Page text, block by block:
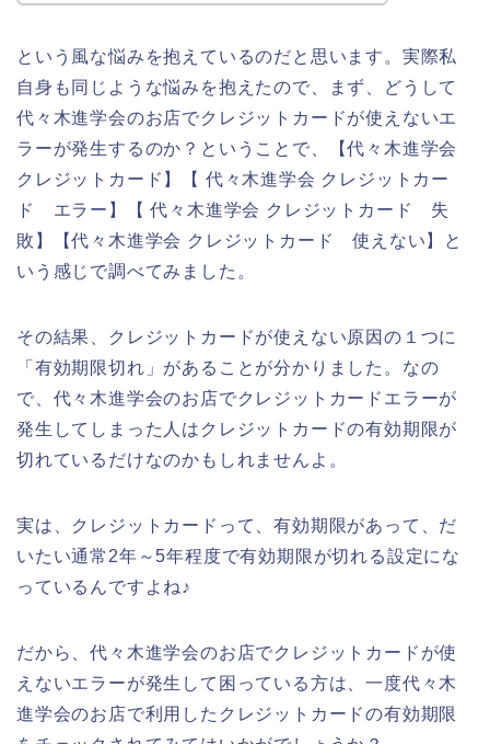
という風な悩みを抱えているのだと思います。実際私
自身も同じような悩みを抱えたので、まず、どうして
代々木進学会のお店でクレジットカードが使えないエ
ラーが発生するのか？ということで、【代々木進学会
クレジットカード】【 代々木進学会 クレジットカー
ド エラー】【 代々木進学会 クレジットカード 失
敗】【代々木進学会 クレジットカード 使えない】と
いう感じで調べてみました。
その結果、クレジットカードが使えない原因の１つに
「有効期限切れ」があることが分かりました。なの
で、代々木進学会のお店でクレジットカードエラーが
発生してしまった人はクレジットカードの有効期限が
切れているだけなのかもしれませんよ。
実は、クレジットカードって、有効期限があって、だ
いたい通常2年～5年程度で有効期限が切れる設定にな
っているんですよね♪
だから、代々木進学会のお店でクレジットカードが使
えないエラーが発生して困っている方は、一度代々木
進学会のお店で利用したクレジットカードの有効期限